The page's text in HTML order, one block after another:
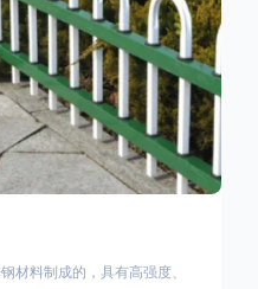
材料制成的，具有高强度、